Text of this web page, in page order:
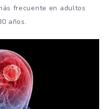
frecuente en adultos
años.